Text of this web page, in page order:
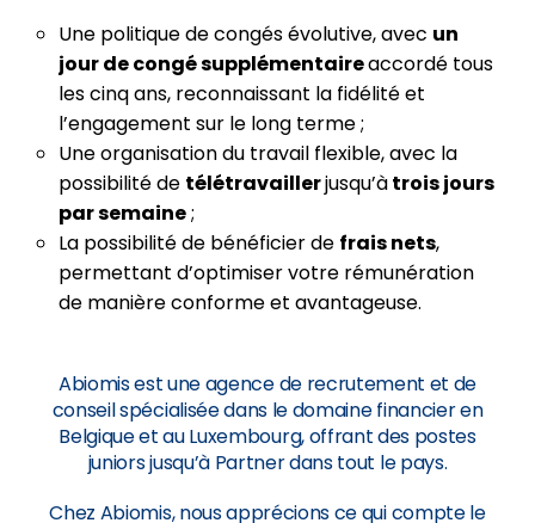
Une politique de congés évolutive, avec un
jour de congé supplémentaireaccordé tous
les cinq ans, reconnaissant la fidélité et
l’engagement sur le long terme ;
Une organisation du travail flexible, avec la
possibilité de télétravaillerjusqu’àtrois jours
par semaine;
La possibilité de bénéficier de frais nets,
permettant d’optimiser votre rémunération
de manière conforme et avantageuse.
Abiomis est une agence de recrutement et de
conseil spécialisée dans le domaine financier en
Belgique et au Luxembourg, offrant des postes
juniors jusqu’à Partner dans tout le pays.
Chez Abiomis, nous apprécions ce qui compte le